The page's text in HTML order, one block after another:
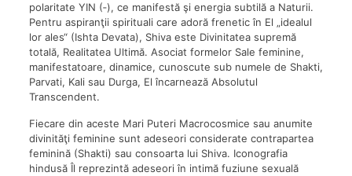
polaritate YIN (‐), ce manifestă şi energia subtilă a Naturii.
Pentru aspiranţii spirituali care adoră frenetic în El „idealul
lor ales“ (Ishta Devata), Shiva este Divinitatea supremă
totală, Realitatea Ultimă. Asociat formelor Sale feminine,
manifestatoare, dinamice, cunoscute sub numele de Shakti,
Parvati, Kali sau Durga, El încarnează Absolutul
Transcendent.
Fiecare din aceste Mari Puteri Macrocosmice sau anumite
divinităţi feminine sunt adeseori considerate contrapartea
feminină (Shakti) sau consoarta lui Shiva. Iconografia
hindusă Îl reprezintă adeseori în intimă fuziune sexuală